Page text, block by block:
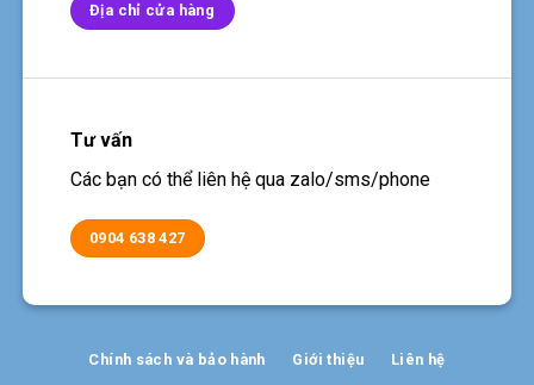
Địa chỉ cửa hàng
Tư vấn
Các bạn có thể liên hệ qua zalo/sms/phone
0904 638 427
Chính sách và bảo hành Giới thiệu Liên hệ